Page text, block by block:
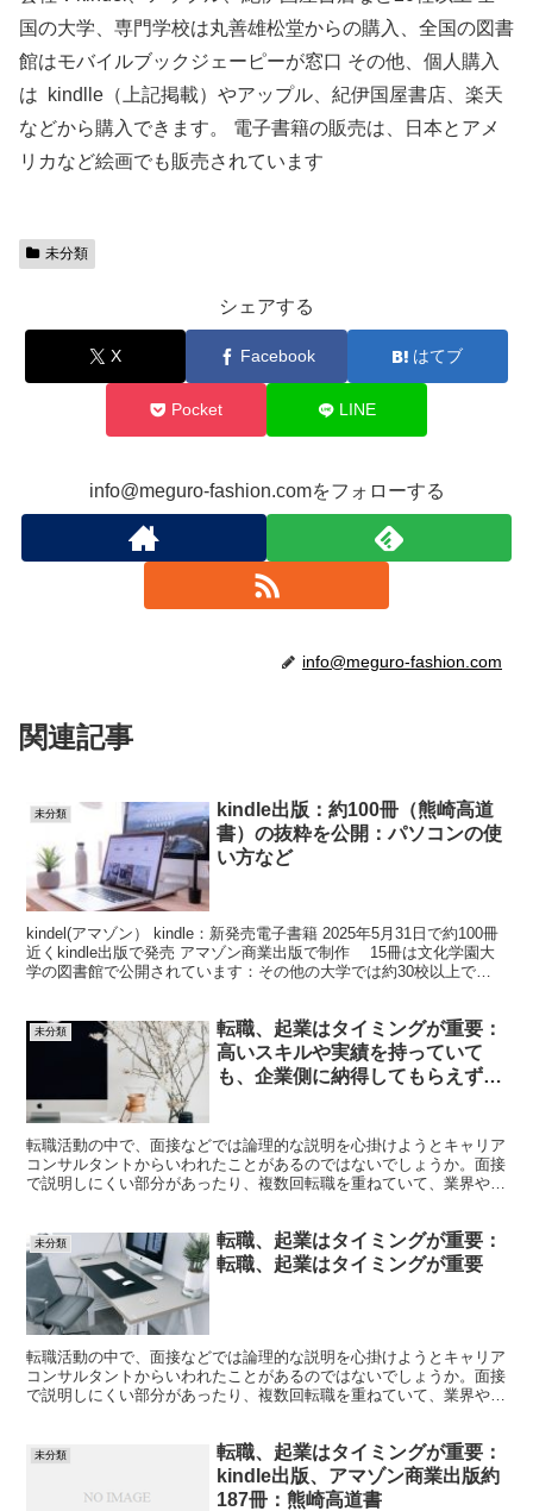
国の大学、専門学校は丸善雄松堂からの購入、全国の図書
館はモバイルブックジェーピーが窓口 その他、個人購入
は kindlle（上記掲載）やアップル、紀伊国屋書店、楽天
などから購入できます。 電子書籍の販売は、日本とアメ
リカなど絵画でも販売されています
未分類
シェアする
X Facebook はてブ
Pocket LINE
info@meguro-fashion.comをフォローする
info@meguro-fashion.com
関連記事
未分類
kindle出版：約100冊（熊崎高道
書）の抜粋を公開：パソコンの使
い方など
kindel(アマゾン） kindle：新発売電子書籍 2025年5月31日で約100冊
近くkindle出版で発売 アマゾン商業出版で制作 15冊は文化学園大
学の図書館で公開されています：その他の大学では約30校以上で購
未分類
転職、起業はタイミングが重要：
高いスキルや実績を持っていて
も、企業側に納得してもらえず、
転職活動の中で、面接などでは論理的な説明を心掛けようとキャリア
コンサルタントからいわれたことがあるのではないでしょうか。面接
で説明しにくい部分があったり、複数回転職を重ねていて、業界や業
未分類
転職、起業はタイミングが重要：
転職、起業はタイミングが重要
転職活動の中で、面接などでは論理的な説明を心掛けようとキャリア
コンサルタントからいわれたことがあるのではないでしょうか。面接
で説明しにくい部分があったり、複数回転職を重ねていて、業界や業
未分類
転職、起業はタイミングが重要：
kindle出版、アマゾン商業出版約
187冊：熊崎高道書